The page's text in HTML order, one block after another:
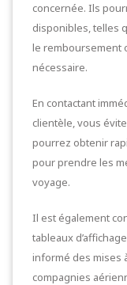
concernée. Ils
disponibles, telles
le remboursement
nécessaire.
En contactant
clientèle, vous
pourrez obtenir
pour prendre les
voyage.
Il est également
tableaux
informé des mises
compagnies